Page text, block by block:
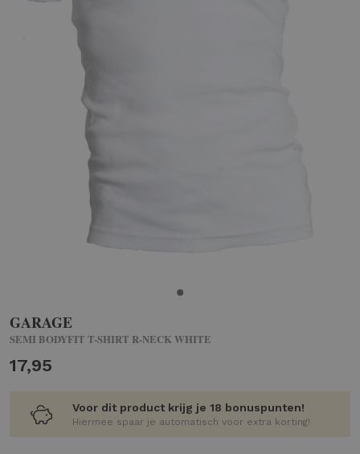
GARAGE
SEMI BODYFIT T-SHIRT R-NECK WHITE
17,95
Voor dit product krijg je 18 bonuspunten!
Hiermee spaar je automatisch voor extra korting!